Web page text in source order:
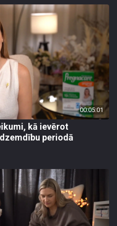
00:05:01
kā ievērot
periodā